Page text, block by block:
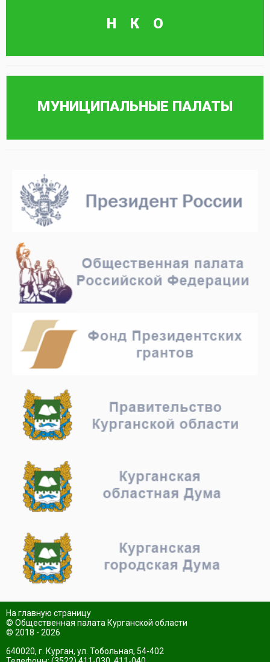
На главную страницу
© Общественная палата Курганской области
© 2018 - 2026
640020, г. Курган, ул. Тобольная, 54-402